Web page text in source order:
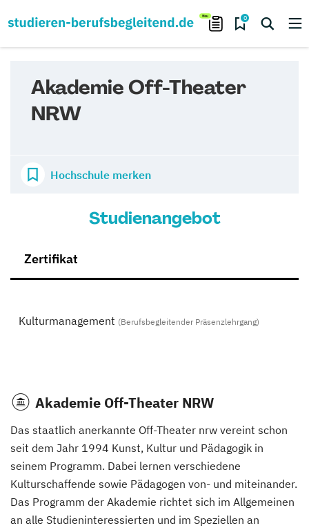
0
Akademie Off-Theater
NRW
Hochschule merken
Studienangebot
Zertifikat
Kulturmanagement (Berufsbegleitender Präsenzlehrgang)
Akademie Off-Theater NRW
Das staatlich anerkannte Off-Theater nrw vereint schon
seit dem Jahr 1994 Kunst, Kultur und Pädagogik in
seinem Programm. Dabei lernen verschiedene
Kulturschaffende sowie Pädagogen von- und miteinander.
Das Programm der Akademie richtet sich im Allgemeinen
an alle Studieninteressierten und im Speziellen an